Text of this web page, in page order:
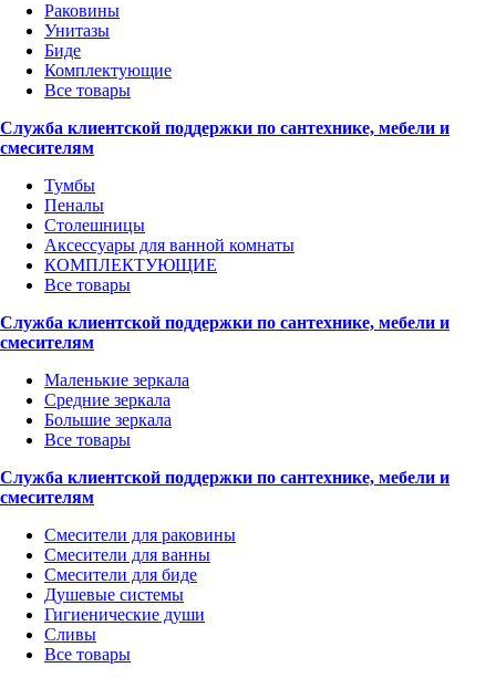
Раковины
Унитазы
Биде
Комплектующие
Все товары
Служба клиентской поддержки по сантехнике, мебели и
смесителям
Тумбы
Пеналы
Столешницы
Аксессуары для ванной комнаты
КОМПЛЕКТУЮЩИЕ
Все товары
Служба клиентской поддержки по сантехнике, мебели и
смесителям
Маленькие зеркала
Средние зеркала
Большие зеркала
Все товары
Служба клиентской поддержки по сантехнике, мебели и
смесителям
Смесители для раковины
Смесители для ванны
Смесители для биде
Душевые системы
Гигиенические души
Сливы
Все товары